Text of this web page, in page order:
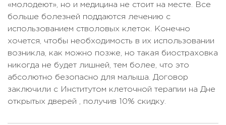
«молодеют», но и медицина не стоит на месте. Все
больше болезней поддаются лечению с
использованием стволовых клеток. Конечно
хочется, чтобы необходимость в их использовании
возникла, как можно позже, но такая биостраховка
никогда не будет лишней, тем более, что это
абсолютно безопасно для малыша. Договор
заключили с Институтом клеточной терапии на Дне
открытых дверей , получив 10% скидку.